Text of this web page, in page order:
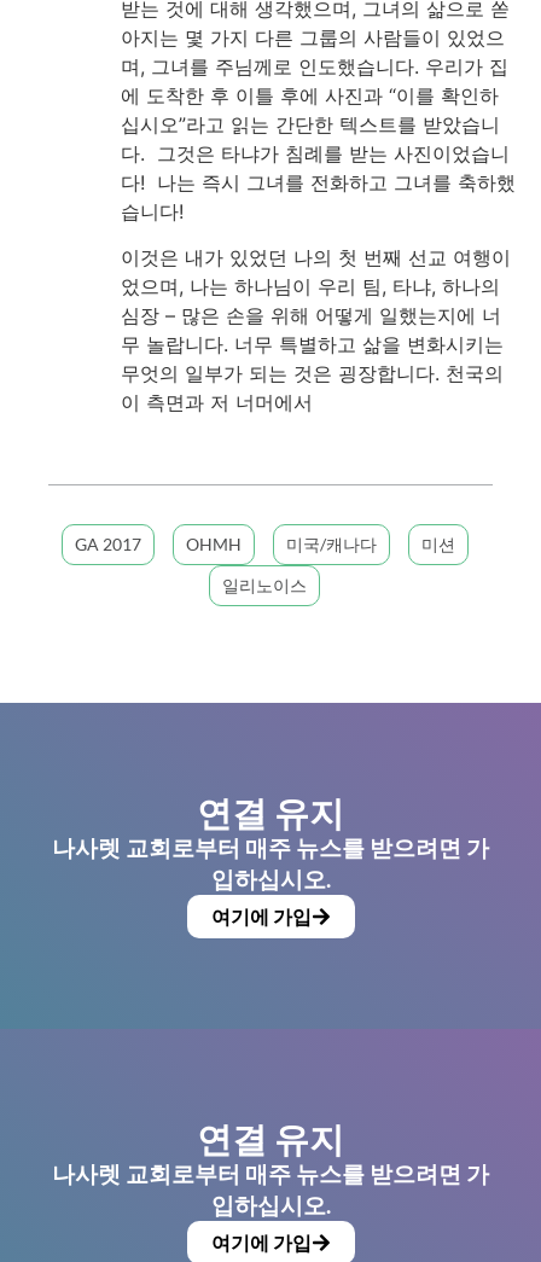
받는 것에 대해 생각했으며, 그녀의 삶으로 쏟
아지는 몇 가지 다른 그룹의 사람들이 있었으
며, 그녀를 주님께로 인도했습니다. 우리가 집
에 도착한 후 이틀 후에 사진과 “이를 확인하
십시오”라고 읽는 간단한 텍스트를 받았습니
다. 그것은 타냐가 침례를 받는 사진이었습니
다! 나는 즉시 그녀를 전화하고 그녀를 축하했
습니다!
이것은 내가 있었던 나의 첫 번째 선교 여행이
었으며, 나는 하나님이 우리 팀, 타냐, 하나의
심장 – 많은 손을 위해 어떻게 일했는지에 너
무 놀랍니다. 너무 특별하고 삶을 변화시키는
무엇의 일부가 되는 것은 굉장합니다. 천국의
이 측면과 저 너머에서
GA 2017 OHMH 미국/캐나다
미션
일리노이스
연결 유지
나사렛 교회로부터 매주 뉴스를 받으려면 가
입하십시오.
여기에 가입
연결 유지
나사렛 교회로부터 매주 뉴스를 받으려면 가
입하십시오.
여기에 가입